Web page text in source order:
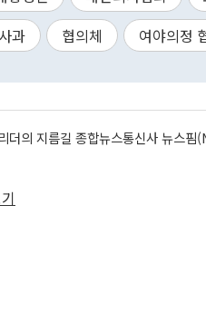
사과 협의체 여야의정
더의 지름길 종합뉴스통신사 뉴스